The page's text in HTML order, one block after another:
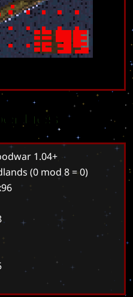
1.04+
(0 mod 8 = 0)